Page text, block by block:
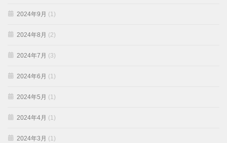
2024年9月 (1)
2024年8月 (2)
2024年7月 (3)
2024年6月 (1)
2024年5月 (1)
2024年4月 (1)
2024年3月 (1)